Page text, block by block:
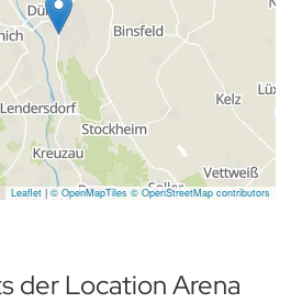
Leaflet | © OpenMapTiles © OpenStreetMap contributors
der Location Arena